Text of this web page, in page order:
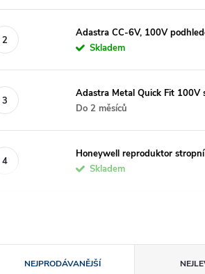
Adastra CC-6V, 100V
Skladem
Adastra Metal Quick Fit
Do 2 měsíců
Honeywell reproduktor
Skladem
NEJPRODÁVANĚJŠÍ